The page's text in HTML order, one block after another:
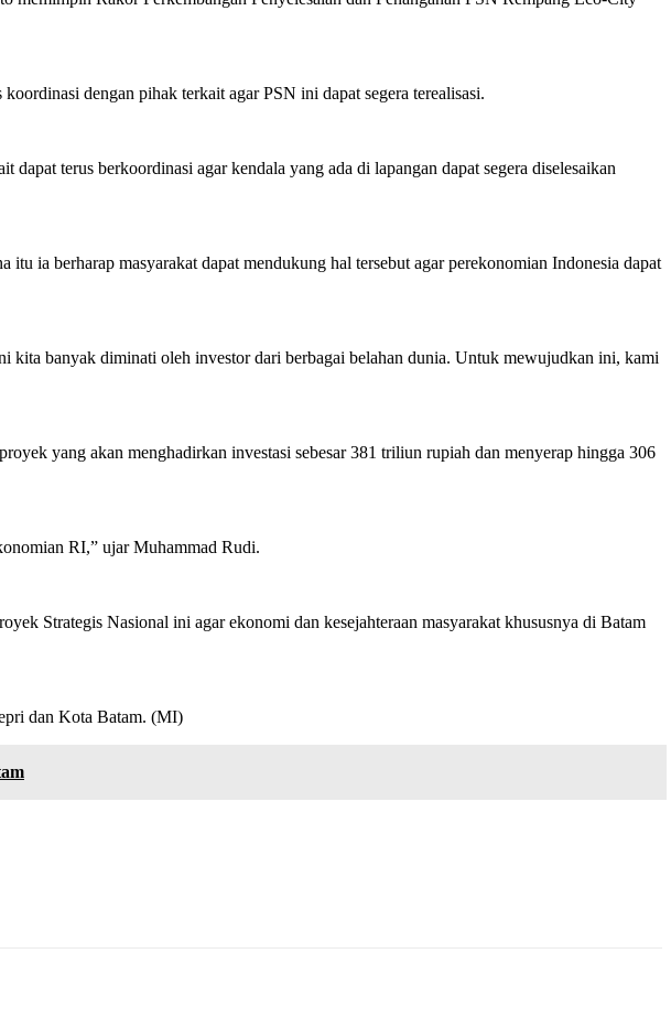
dengan pihak terkait agar PSN ini dapat segera terealisasi.
terus berkoordinasi agar kendala yang ada di lapangan dapat segera diselesaikan
ia berharap masyarakat dapat mendukung hal tersebut agar perekonomian Indonesia dapat
kita banyak diminati oleh investor dari berbagai belahan dunia. Untuk mewujudkan ini, kami
yang akan menghadirkan investasi sebesar 381 triliun rupiah dan menyerap hingga 306
RI,” ujar Muhammad Rudi.
Strategis Nasional ini agar ekonomi dan kesejahteraan masyarakat khususnya di Batam
dan Kota Batam. (MI)